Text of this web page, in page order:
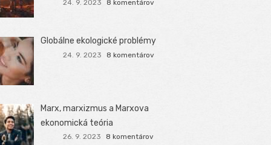
24. 9. 2023 8 komentárov
Globálne ekologické problémy
24. 9. 2023 8 komentárov
Marx, marxizmus a Marxova
ekonomická teória
26. 9. 2023 8 komentárov